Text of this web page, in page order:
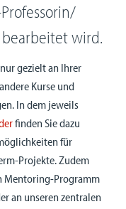
bearbeitet wird.
gezielt an Ihrer
Kurse und
In dem jeweils
finden Sie dazu
für
Projekte. Zudem
Mentoring-Programm
an unseren zentralen